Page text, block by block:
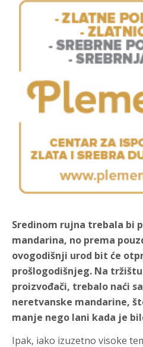
Sredinom rujna trebala bi
mandarina, no prema
ovogodišnji urod bit će
prošlogodišnjeg. Na
proizvođači, trebalo naći
neretvanske mandarine,
manje nego lani kada je
Ipak, iako izuzetno visoke